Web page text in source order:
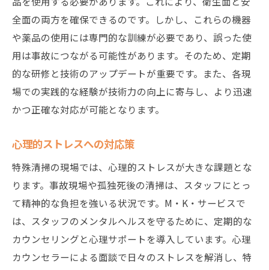
課題に対する柔軟な対応力
改善提案の具体例
業務プロセスの見直し方法
チームの意識改革
リーダーシップの発揮
特殊清掃成功への道M・K・サービスの経験に学
失敗から得た学び
顧客ニーズの的確な捉え方
長期的な視点での戦略
未来への展望とビジョン
全面の両方を確保できるのです。しかし、これらの機器
や薬品の使用には専門的な訓練が必要であり、誤った使
用は事故につながる可能性があります。そのため、定期
的な研修と技術のアップデートが重要です。また、各現
場での実践的な経験が技術力の向上に寄与し、より迅速
かつ正確な対応が可能となります。
心理的ストレスへの対応策
特殊清掃の現場では、心理的ストレスが大きな課題とな
ります。事故現場や孤独死後の清掃は、スタッフにとっ
て精神的な負担を強いる状況です。M・K・サービスで
は、スタッフのメンタルヘルスを守るために、定期的な
カウンセリングと心理サポートを導入しています。心理
カウンセラーによる面談で日々のストレスを解消し、特